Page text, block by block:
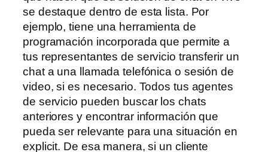
se destaque dentro de esta lista. Por
ejemplo, tiene una herramienta de
programación incorporada que permite a
tus representantes de servicio transferir un
chat a una llamada telefónica o sesión de
video, si es necesario. Todos tus agentes
de servicio pueden buscar los chats
anteriores y encontrar información que
pueda ser relevante para una situación en
explicit. De esa manera, si un cliente